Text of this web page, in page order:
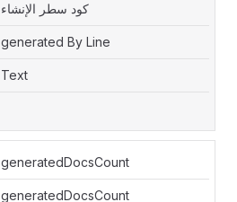
كود سطر الإنشاء
generated By Line
Text
generatedDocsCount
generatedDocsCount